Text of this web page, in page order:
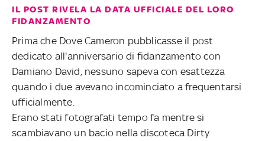
IL POST RIVELA LA DATA UFFICIALE DEL LORO
FIDANZAMENTO
Prima che Dove Cameron pubblicasse il post
dedicato all'anniversario di fidanzamento con
Damiano David, nessuno sapeva con esattezza
quando i due avevano incominciato a frequentarsi
ufficialmente.
Erano stati fotografati tempo fa mentre si
scambiavano un bacio nella discoteca Dirty